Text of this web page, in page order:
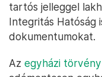
tartós jelleggel
Integritás Hatóság
dokumentumokat.
Az egyházi